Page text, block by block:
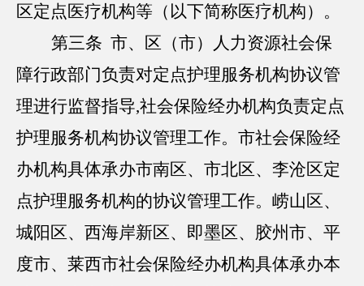
区定点医疗机构等（以下简称医疗机构）。
第三条 市、区（市）人力资源社会保
障行政部门负责对定点护理服务机构协议管
理进行监督指导,社会保险经办机构负责定点
护理服务机构协议管理工作。市社会保险经
办机构具体承办市南区、市北区、李沧区定
点护理服务机构的协议管理工作。崂山区、
城阳区、西海岸新区、即墨区、胶州市、平
度市、莱西市社会保险经办机构具体承办本